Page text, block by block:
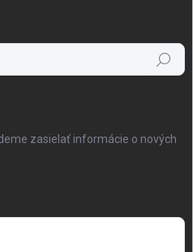
Hľadať
zasielať informácie o nových